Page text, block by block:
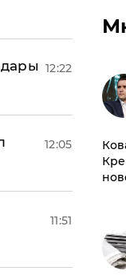
12:22
12:05
11:51